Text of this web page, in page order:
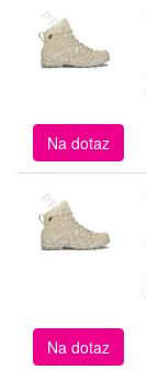
Na dotaz
Na dotaz